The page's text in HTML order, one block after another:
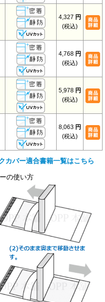
4,327 円
(税込)
4,768 円
(税込)
5,978 円
(税込)
8,063 円
(税込)